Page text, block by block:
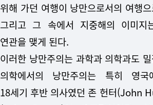
위해 가던 여행이 낭만으로서의 여행
그리고 그 속에서 지중해의 이미지
연관을 맺게 된다.
이러한 낭만주의는 과학과 의학과도
의학에서의 낭만주의는 특히 영국
18세기 후반 의사였던 존 헌터(John